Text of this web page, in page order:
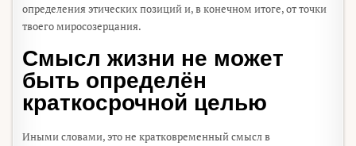
определения этических позиций и, в конечном итоге, от точки
твоего миросозерцания.
Смысл жизни не может
быть определён
краткосрочной целью
Иными словами, это не кратковременный смысл в